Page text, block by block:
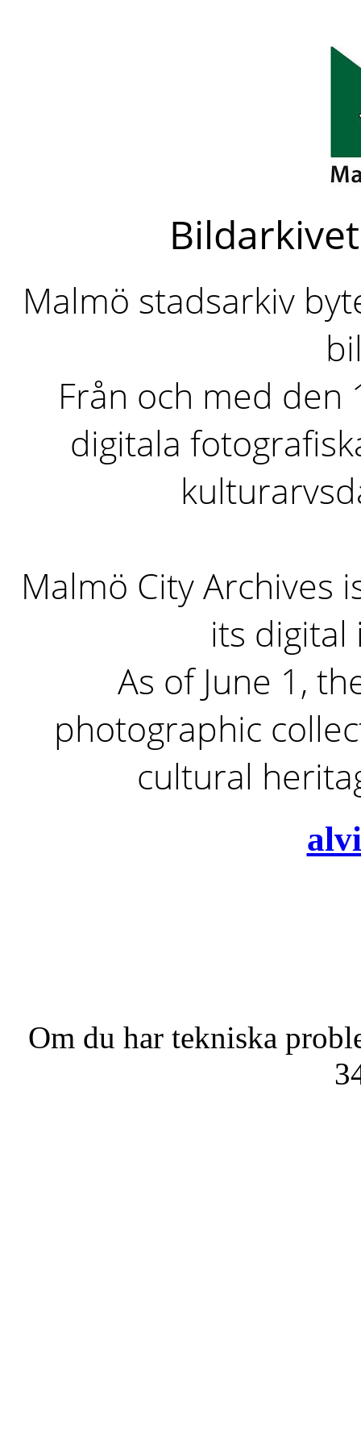
Malmö stadsarkiv
Från och med den
digitala
Malmö City Archives
its digital
As of June 1,
photographic
cultural
Om du har tekniska